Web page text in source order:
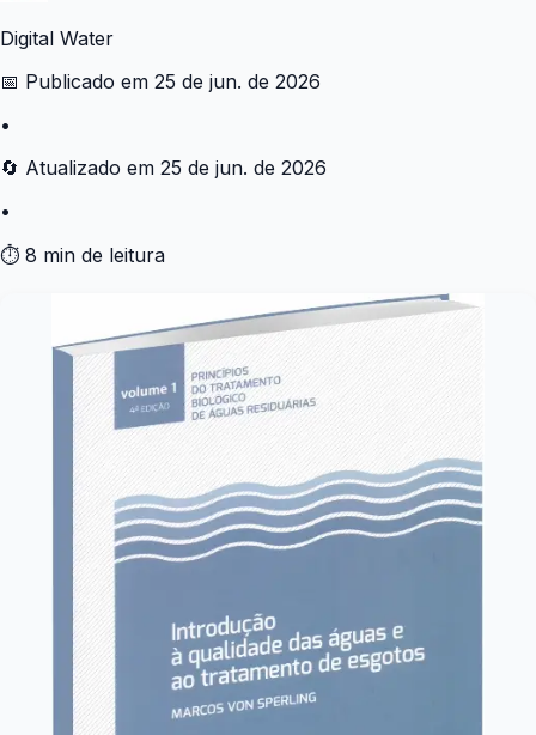
Digital Water
📅 Publicado em 25 de jun. de 2026
•
🔄 Atualizado em 25 de jun. de 2026
•
⏱ 8 min de leitura